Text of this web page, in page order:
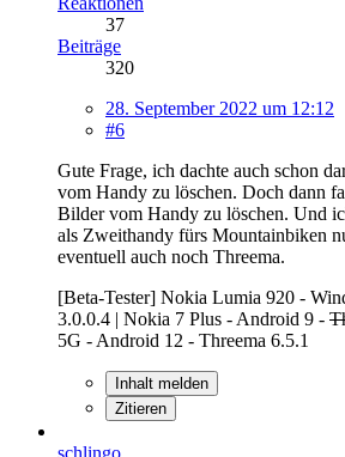
37
Beiträge
320
28. September 2022 um 12:12
#6
Gute Frage, ich dachte auch schon
vom Handy zu löschen. Doch dann
Bilder vom Handy zu löschen. Und
als Zweithandy fürs Mountainbiken
eventuell auch noch Threema.
[Beta-Tester] Nokia Lumia 920 -
3.0.0.4 | Nokia 7 Plus - Android 9 -
5G - Android 12 - Threema 6.5.1
Inhalt melden
Zitieren